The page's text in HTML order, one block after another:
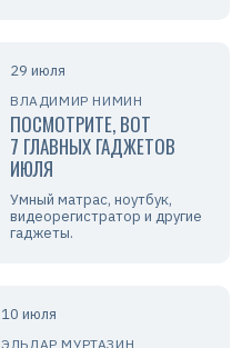
29 июля
ВЛАДИМИР НИМИН
ПОСМОТРИТЕ, ВОТ
7 ГЛАВНЫХ ГАДЖЕТОВ
ИЮЛЯ
Умный матрас, ноутбук,
видеорегистратор и другие
гаджеты.
10 июля
ЭЛЬДАР МУРТАЗИН